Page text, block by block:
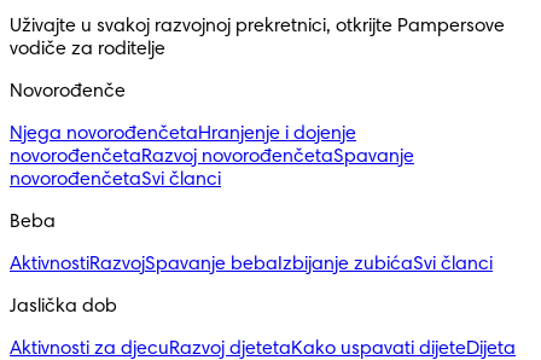
Uživajte u svakoj razvojnoj prekretnici, otkrijte Pampersove
vodiče za roditelje
Novorođenče
Njega novorođenčetaHranjenje i dojenje
novorođenčetaRazvoj novorođenčetaSpavanje
novorođenčetaSvi članci
Beba
AktivnostiRazvojSpavanje beba Izbijanje zubićaSvi članci
Jaslička dob
Aktivnosti za djecuRazvoj djetetaKako uspavati dijeteDijeta